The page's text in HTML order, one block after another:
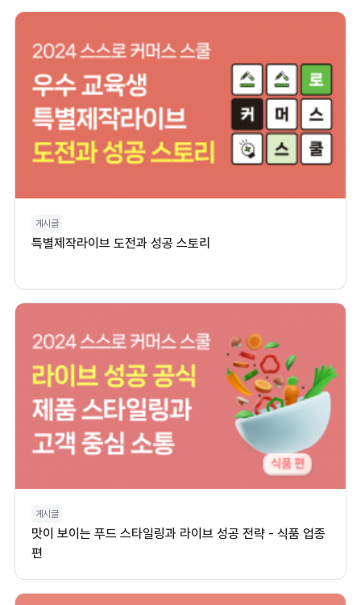
게시글
특별제작라이브 도전과 성공 스토리
게시글
맛이 보이는 푸드 스타일링과 라이브 성공 전략 - 식품 업종
편